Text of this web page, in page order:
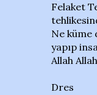
Felaket
Ne küme
yapıp
Allah
Dres